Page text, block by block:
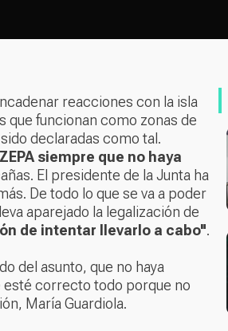
reacciones con la isla
que funcionan como zonas de
declaradas como tal.
siempre que no haya
El presidente de la Junta ha
De todo lo que se va a poder
aparejado la legalización de
de intentar llevarlo a cabo".
del asunto, que no haya
correcto todo porque no
María Guardiola.